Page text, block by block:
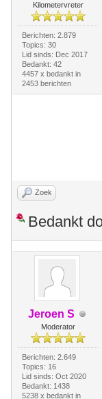
Kilometervreter
Berichten: 2.879
Topics: 30
Lid sinds: Dec 2017
Bedankt: 42
4457 x bedankt in
2453 berichten
Zoek
Bedankt
Jeroen S
Moderator
Berichten: 2.649
Topics: 16
Lid sinds: Oct 2020
Bedankt: 1438
5238 x bedankt in